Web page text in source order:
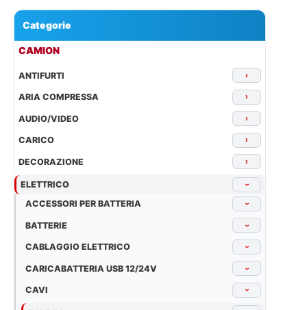
Categorie
CAMION
ANTIFURTI ›
ARIA COMPRESSA ›
AUDIO/VIDEO ›
CARICO ›
DECORAZIONE ›
ELETTRICO ›
ACCESSORI PER BATTERIA ›
BATTERIE ›
CABLAGGIO ELETTRICO ›
CARICABATTERIA USB 12/24V ›
CAVI ›